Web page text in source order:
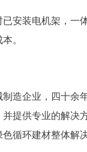
安装电机架，一
。
造企业，四十余
提供专业的解决
循环建材整体解